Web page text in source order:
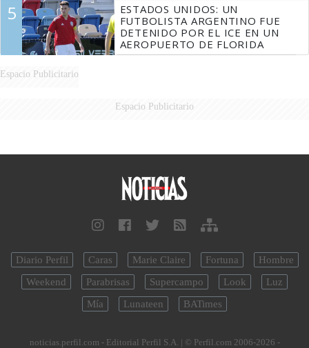
5
ESTADOS UNIDOS: UN
FUTBOLISTA ARGENTINO FUE
DETENIDO POR EL ICE EN UN
AEROPUERTO DE FLORIDA
Espacio Publicitario
Espacio Publicitario
Diario Perfil Caras Marie Claire Fortuna
Hombre
Weekend
Parabrisas Supercampo Look
Luz
Mía
Lunateen BATimes
noticias.perfil.com - Editorial Perfil S.A. | © Perfil.com 2006-2026 -